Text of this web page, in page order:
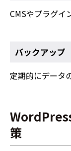
CMSやプラグイ
バックアップ
定期的にデータ
策